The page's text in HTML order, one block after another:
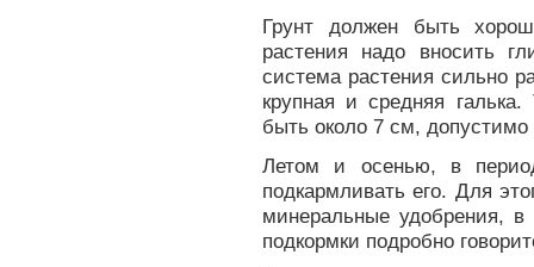
Грунт должен быть
растения надо вносить
система растения сильно
крупная и средняя
быть около 7 см,
Летом и осенью, в период
подкармливать его. Для
минеральные удобрения, в
подкормки подробно